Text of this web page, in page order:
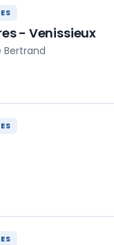
- Venissieux
Bertrand